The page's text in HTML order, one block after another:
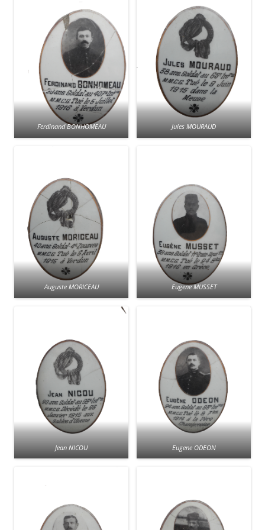
Ferdinand BONHOMEAU Jules MOURAUD
Auguste MORICEAU Eugene MUSSET
Jean NICOU Eugene ODEON